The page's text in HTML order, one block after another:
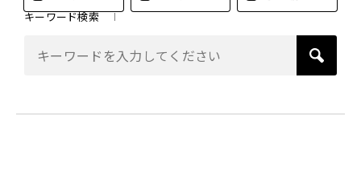
キーワード検索